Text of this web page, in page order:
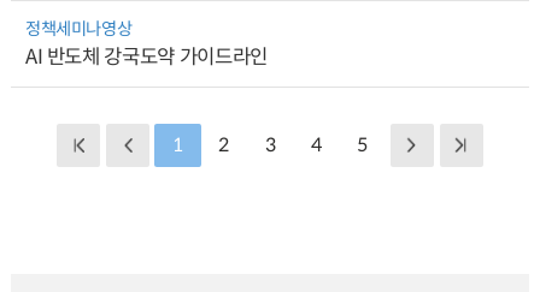
정책세미나영상
AI 반도체 강국도약 가이드라인
1 2 3 4 5